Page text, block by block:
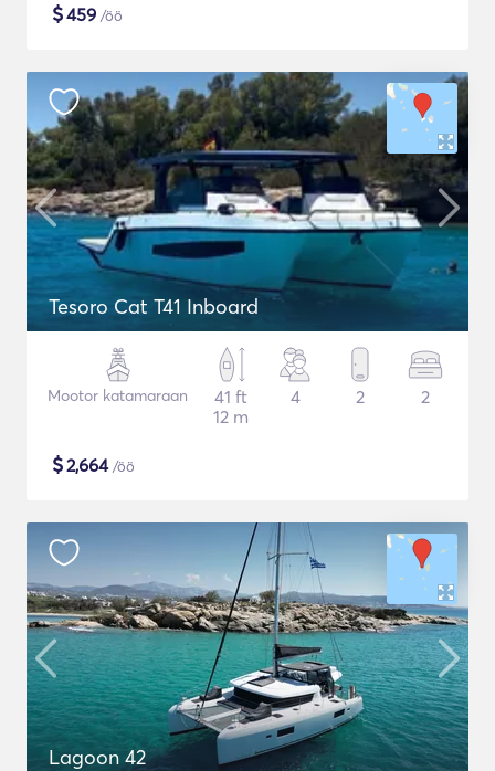
$459 /öö
Tesoro Cat T41 Inboard
Mootor katamaraan
41 ft
12 m
4 2 2
$2,664/öö
Lagoon 42